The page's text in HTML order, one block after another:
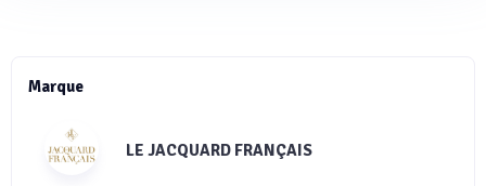
Marque
LE JACQUARD FRANÇAIS